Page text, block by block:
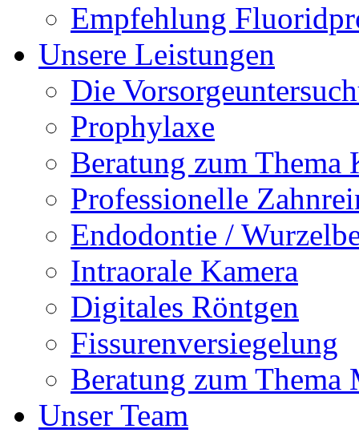
Empfehlung
Unsere Leistungen
Die
Prophylaxe
Beratung zum Thema
Professionelle
Endodontie /
Intraorale Kamera
Digitales Röntgen
Fissurenversiegelung
Beratung zum Thema
Unser Team